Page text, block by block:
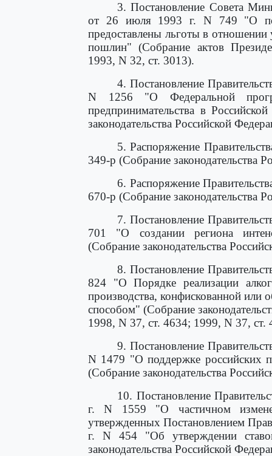
3. Постановление Совета
от 26 июля 1993 г. N 749 "О
предоставлены льготы в
пошлин" (Собрание актов
1993, N 32, ст. 3013).
4. Постановление
N 1256 "О Федеральной
предпринимательства в
законодательства Российской
5. Распоряжение
349-р (Собрание законодательства
6. Распоряжение
670-р (Собрание законодательства
7. Постановление
701 "О создании региона
(Собрание законодательства
8. Постановление
824 "О Порядке реализации
производства, конфискованной или
способом" (Собрание
1998, N 37, ст. 4634; 1999, N 37, ст.
9. Постановление
N 1479 "О поддержке российских
(Собрание законодательства
10. Постановление
г. N 1559 "О частичном
утвержденных Постановлением
г. N 454 "Об утверждении
законодательства Российской